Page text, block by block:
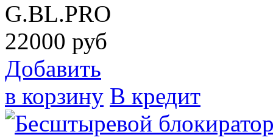
G.BL.PRO
22000 руб
Добавить
в корзину В кредит